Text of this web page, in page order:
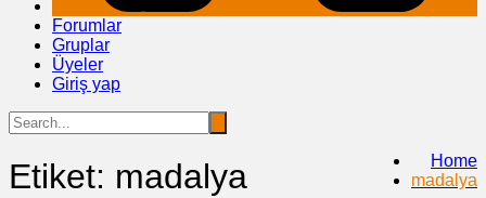
Forumlar
Gruplar
Üyeler
Giriş yap
Etiket: madalya
Home
madalya